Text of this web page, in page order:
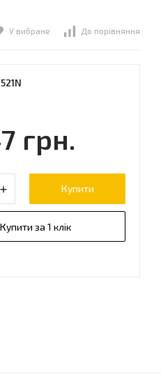
У вибране До порівняння
грн.
Купити
Купити за 1 клік